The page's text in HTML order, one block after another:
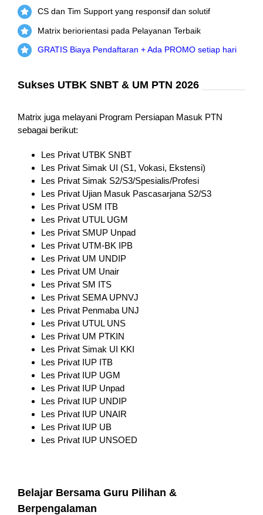
CS dan Tim Support yang responsif dan solutif
Matrix beriorientasi pada Pelayanan Terbaik
GRATIS Biaya Pendaftaran + Ada PROMO setiap hari
Sukses UTBK SNBT & UM PTN 2026
Matrix juga melayani Program Persiapan Masuk PTN
sebagai berikut:
Les Privat UTBK SNBT
Les Privat Simak UI (S1, Vokasi, Ekstensi)
Les Privat Simak S2/S3/Spesialis/Profesi
Les Privat Ujian Masuk Pascasarjana S2/S3
Les Privat USM ITB
Les Privat UTUL UGM
Les Privat SMUP Unpad
Les Privat UTM-BK IPB
Les Privat UM UNDIP
Les Privat UM Unair
Les Privat SM ITS
Les Privat SEMA UPNVJ
Les Privat Penmaba UNJ
Les Privat UTUL UNS
Les Privat UM PTKIN
Les Privat Simak UI KKI
Les Privat IUP ITB
Les Privat IUP UGM
Les Privat IUP Unpad
Les Privat IUP UNDIP
Les Privat IUP UNAIR
Les Privat IUP UB
Les Privat IUP UNSOED
Belajar Bersama Guru Pilihan &
Berpengalaman